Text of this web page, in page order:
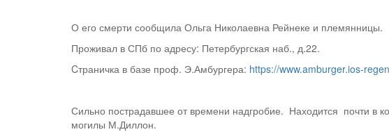
О его смерти сообщила Ольга Николаевна Рейнеке и племянницы.
Проживал в СПб по адресу: Петербургская наб., д.22.
Cтраничка в базе проф. Э.Амбургера: https://www.amburger.ios-
Сильно пострадавшее от времени надгробие. Находится почти в
могилы М.Диллон.